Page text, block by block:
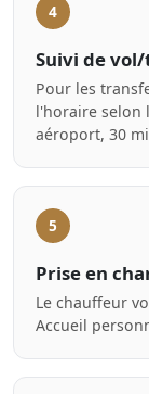
4
Suivi de
Pour les
l'horaire selon
aéroport, 30
5
Prise en
Le chauffeur
Accueil